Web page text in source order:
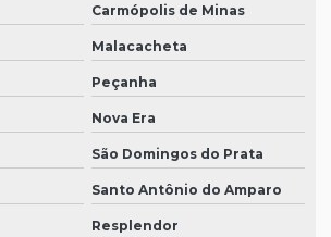
Carmópolis de Minas
Malacacheta
Peçanha
Nova Era
São Domingos do Prata
Santo Antônio do Amparo
Resplendor